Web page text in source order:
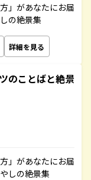
」があなたにお届
の絶景集
詳細を見る
のことばと絶景
」があなたにお届
しの絶景集